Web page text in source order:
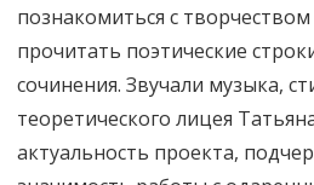
познакомиться с
прочитать поэтические
сочинения. Звучали музыка,
теоретического лицея
актуальность проекта,